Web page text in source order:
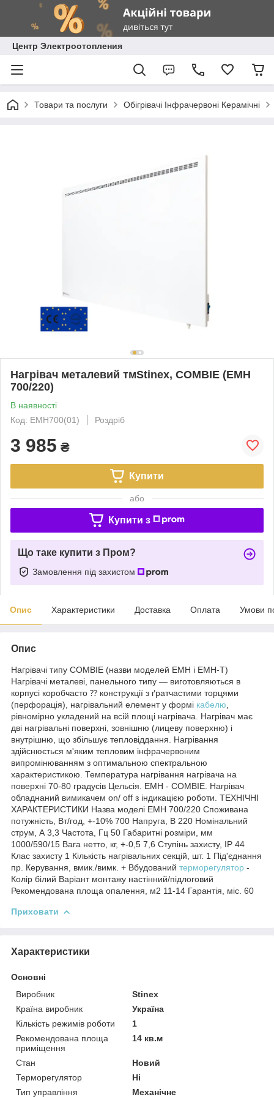
Центр Электроотопления
Товари та послуги Обігрівачі Інфрачервоні Керамічні
Нагрівач металевий тмStinex, COMBIE (EMH
700/220)
В наявності
Код: EMH700(01)
Роздріб
3 985 ₴
Купити
або
Купити з
Що таке купити з Пром?
Замовлення під захистом
Опис Характеристики Доставка Оплата Умови
Опис
Нагрівачі типу COMBIE (назви моделей ЕМН і ЕМН-Т)
Нагрівачі металеві, панельного типу — виготовляються в
корпусі коробчасто ⁇ конструкції з ґратчастими торцями
(перфорація), нагрівальний елемент у формі кабелю
рівномірно укладений на всій площі нагрівача. Нагрівач має
дві нагрівальні поверхні, зовнішню (лицеву поверхню) і
внутрішню, що збільшує тепловіддання. Нагрівання
здійснюється м'яким тепловим інфрачервоним
випромінюванням з оптимальною спектральною
характеристикою. Температура нагрівання нагрівача на
поверхні 70-80 градусів Цельсія. ЕМН - COMBIE. Нагрівач
обладнаний вимикачем on/ off з індикацією роботи. ТЕХНІЧНІ
ХАРАКТЕРИСТИКИ Назва моделі ЕМН 700/220 Споживана
потужність, Вт/год, +-10% 700 Напруга, В 220 Номінальний
струм, А 3,3 Частота, Гц 50 Габаритні розміри, мм
1000/590/15 Вага нетто, кг, +-0,5 7,6 Ступінь захисту, ІР 44
Клас захисту 1 Кількість нагрівальних секцій, шт. 1 Під'єднання
пр. Керування, вмик./вимк. + Вбудований терморегулятор -
Колір білий Варіант монтажу настінний/підлоговий
Рекомендована площа опалення, м2 11-14 Гарантія, міс. 60
Приховати
Характеристики
Основні
Виробник
Stinex
Країна виробник
Україна
Кількість режимів роботи
1
Рекомендована площа
приміщення
14 кв.м
Стан
Новий
Терморегулятор
Ні
Тип управління
Механічне